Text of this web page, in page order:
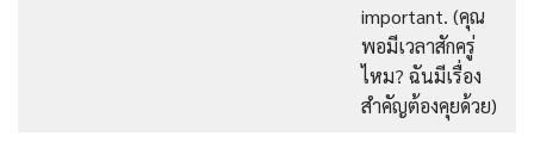
important. (คุณ
พอมีเวลาสักครู่
ไหม? ฉันมีเรื่อง
สำคัญต้องคุยด้วย)